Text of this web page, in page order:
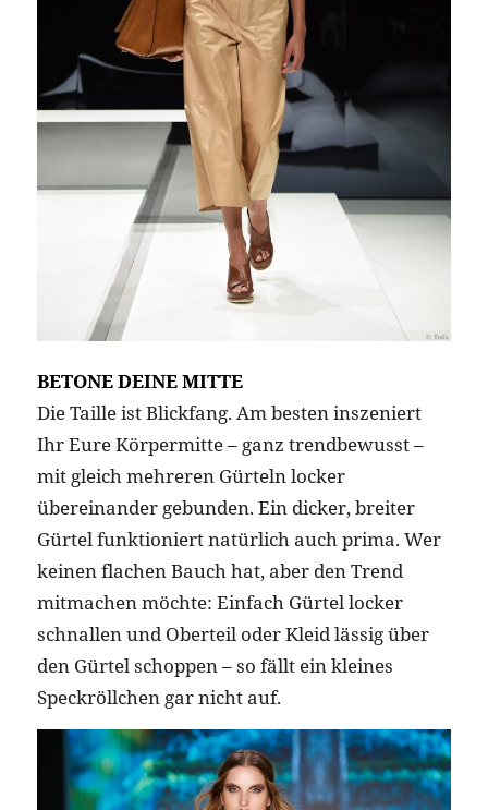
BETONE DEINE MITTE
Die Taille ist Blickfang. Am besten inszeniert
Ihr Eure Körpermitte – ganz trendbewusst –
mit gleich mehreren Gürteln locker
übereinander gebunden. Ein dicker, breiter
Gürtel funktioniert natürlich auch prima. Wer
keinen flachen Bauch hat, aber den Trend
mitmachen möchte: Einfach Gürtel locker
schnallen und Oberteil oder Kleid lässig über
den Gürtel schoppen – so fällt ein kleines
Speckröllchen gar nicht auf.